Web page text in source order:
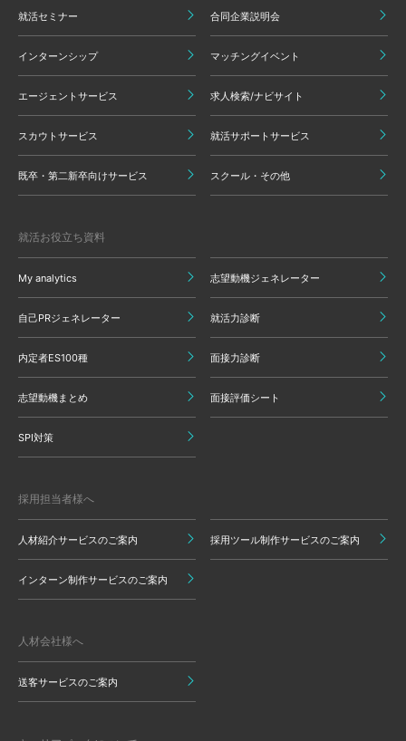
就活セミナー 合同企業説明会
インターンシップ マッチングイベント
エージェントサービス 求人検索/ナビサイト
スカウトサービス 就活サポートサービス
既卒・第二新卒向けサービス スクール・その他
就活お役立ち資料
My analytics 志望動機ジェネレーター
自己PRジェネレーター 就活力診断
内定者ES100種 面接力診断
志望動機まとめ 面接評価シート
SPI対策
採用担当者様へ
人材紹介サービスのご案内 採用ツール制作サービスのご案内
インターン制作サービスのご案内
人材会社様へ
送客サービスのご案内